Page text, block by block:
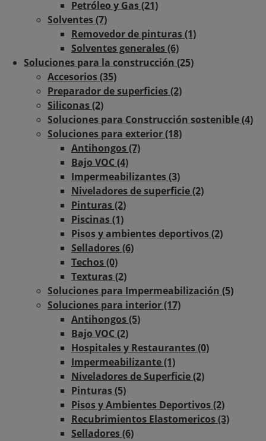
Petróleo y Gas (21)
Solventes (7)
Removedor de pinturas (1)
Solventes generales (6)
Soluciones para la construcción (25)
Accesorios (35)
Preparador de superficies (2)
Siliconas (2)
Soluciones para Construcción sostenible (4)
Soluciones para exterior (18)
Antihongos (7)
Bajo VOC (4)
Impermeabilizantes (3)
Niveladores de superficie (2)
Pinturas (2)
Piscinas (1)
Pisos y ambientes deportivos (2)
Selladores (6)
Techos (0)
Texturas (2)
Soluciones para Impermeabilización (5)
Soluciones para interior (17)
Antihongos (5)
Bajo VOC (2)
Hospitales y Restaurantes (0)
Impermeabilizante (1)
Niveladores de Superficie (2)
Pinturas (5)
Pisos y Ambientes Deportivos (2)
Recubrimientos Elastomericos (3)
Selladores (6)